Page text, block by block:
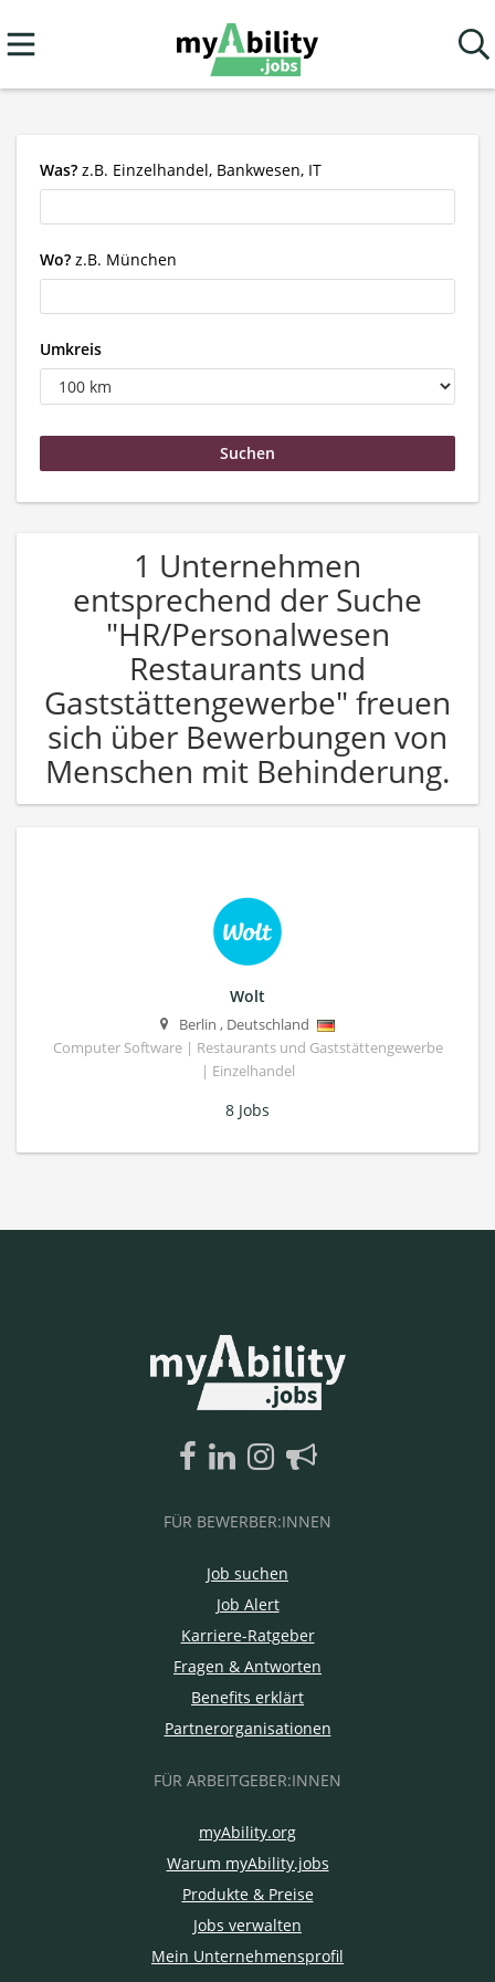
Was? z.B. Einzelhandel, Bankwesen, IT
Wo? z.B. München
Umkreis
1 Unternehmen
entsprechend der Suche
"HR/Personalwesen
Restaurants und
Gaststättengewerbe" freuen
sich über Bewerbungen von
Menschen mit Behinderung.
Wolt
Berlin , Deutschland
Computer Software | Restaurants und Gaststättengewerbe
| Einzelhandel
8 Jobs
FÜR BEWERBER:INNEN
Job suchen
Job Alert
Karriere-Ratgeber
Fragen & Antworten
Benefits erklärt
Partnerorganisationen
FÜR ARBEITGEBER:INNEN
myAbility.org
Warum myAbility.jobs
Produkte & Preise
Jobs verwalten
Mein Unternehmensprofil